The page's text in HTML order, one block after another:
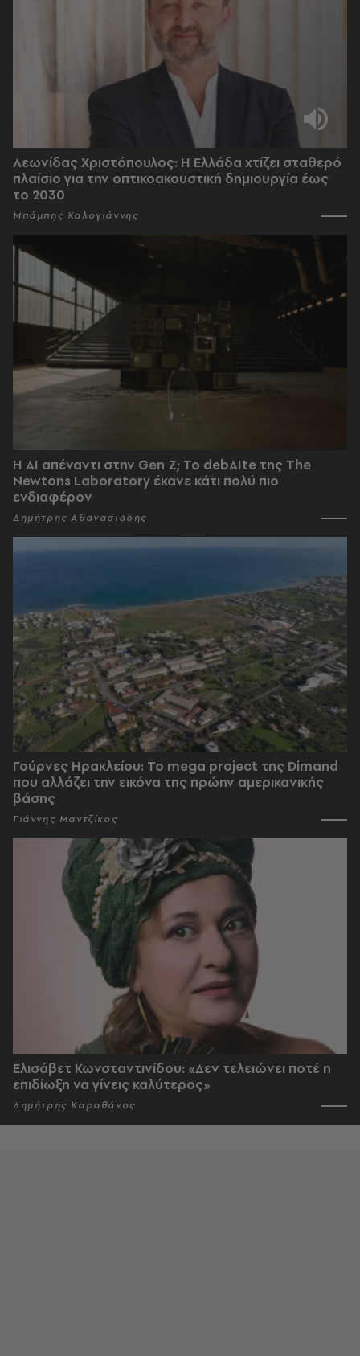
Λεωνίδας Χριστόπουλος: Η Ελλάδα χτίζει σταθερό
πλαίσιο για την οπτικοακουστική δημιουργία έως
το 2030
Μπάμπης Καλογιάννης
Η AI απέναντι στην Gen Z; Το debAIte της The
Newtons Laboratory έκανε κάτι πολύ πιο
ενδιαφέρον
Δημήτρης Αθανασιάδης
Γούρνες Ηρακλείου: To mega project της Dimand
που αλλάζει την εικόνα της πρώην αμερικανικής
βάσης
Γιάννης Μαντζίκος
Ελισάβετ Κωνσταντινίδου: «Δεν τελειώνει ποτέ η
επιδίωξη να γίνεις καλύτερος»
Δημήτρης Καραθάνος